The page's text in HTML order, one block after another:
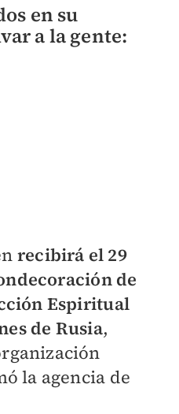
en su
a la gente:
recibirá el 29
de
Espiritual
de Rusia,
la agencia de